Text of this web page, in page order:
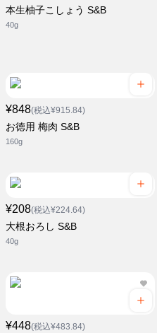
本生柚子こしょう S&B
40g
¥848(税込¥915.84)
お徳用 梅肉 S&B
160g
¥208(税込¥224.64)
大根おろし S&B
40g
¥448(税込¥483.84)